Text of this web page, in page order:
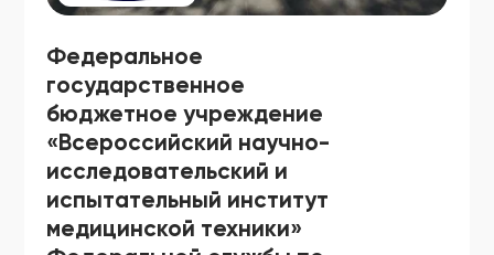
ФСЗ 2007/00476
ФСЗ 2007/00478
ФСЗ 2007/00507
ФСЗ 2007/00522
ФСЗ 2007/00536
ФСЗ 2007/00566
Федеральное
государственное
бюджетное учреждение
«Всероссийский научно-
исследовательский и
испытательный институт
медицинской техники»